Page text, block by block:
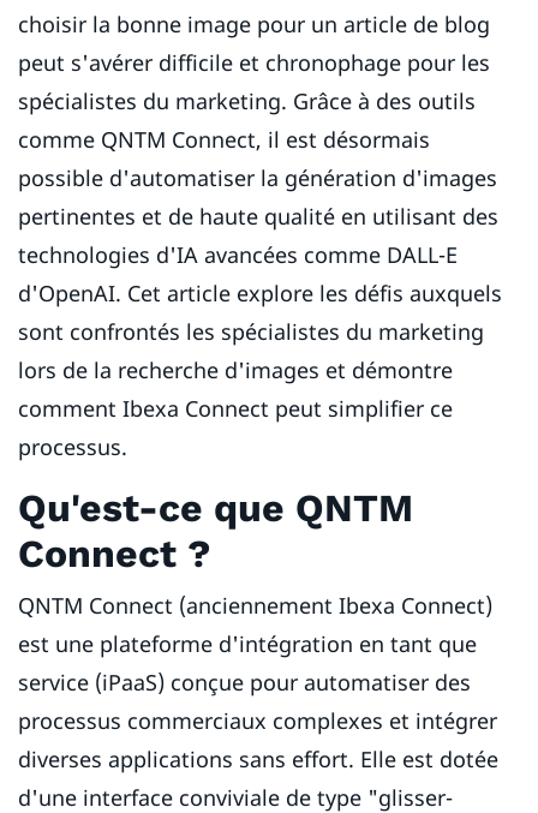
choisir la bonne image pour un article de blog
peut s'avérer difficile et chronophage pour les
spécialistes du marketing. Grâce à des outils
comme QNTM Connect, il est désormais
possible d'automatiser la génération d'images
pertinentes et de haute qualité en utilisant des
technologies d'IA avancées comme DALL-E
d'OpenAI. Cet article explore les défis auxquels
sont confrontés les spécialistes du marketing
lors de la recherche d'images et démontre
comment Ibexa Connect peut simplifier ce
processus.
Qu'est-ce que QNTM
Connect ?
QNTM Connect (anciennement Ibexa Connect)
est une plateforme d'intégration en tant que
service (iPaaS) conçue pour automatiser des
processus commerciaux complexes et intégrer
diverses applications sans effort. Elle est dotée
d'une interface conviviale de type "glisser-